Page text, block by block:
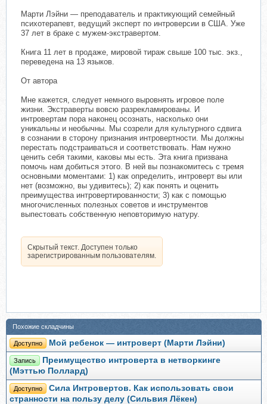
Марти Лэйни — преподаватель и практикующий семейный
психотерапевт, ведущий эксперт по интроверсии в США. Уже
37 лет в браке с мужем-экстравертом.
Книга 11 лет в продаже, мировой тираж свыше 100 тыс. экз.,
переведена на 13 языков.
От автора
Мне кажется, следует немного выровнять игровое поле
жизни. Экстраверты вовсю разрекламированы. И
интровертам пора наконец осознать, насколько они
уникальны и необычны. Мы созрели для культурного сдвига
в сознании в сторону признания интровертности. Мы должны
перестать подстраиваться и соответствовать. Нам нужно
ценить себя такими, каковы мы есть. Эта книга призвана
помочь нам добиться этого. В ней вы познакомитесь с тремя
основными моментами: 1) как определить, интроверт вы или
нет (возможно, вы удивитесь); 2) как понять и оценить
преимущества интровертированности; 3) как с помощью
многочисленных полезных советов и инструментов
выпестовать собственную неповторимую натуру.
Скрытый текст. Доступен только
зарегистрированным пользователям.
Похожие складчины
Доступно Мой ребенок — интроверт (Марти Лэйни)
Запись
Преимущество интроверта в нетворкинге
(Мэттью Поллард)
Доступно
Сила Интровертов. Как использовать свои
странности на пользу делу (Сильвия Лёкен)